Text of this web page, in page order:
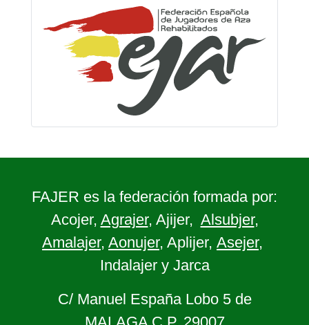
FAJER es la federación formada por:
Acojer, Agrajer, Ajijer, Alsubjer,
Amalajer, Aonujer, Aplijer, Asejer,
Indalajer y Jarca
C/ Manuel España Lobo 5 de